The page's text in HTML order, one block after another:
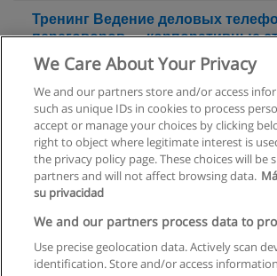
Тренинг Ведение деловых
переговоров — корпоративные
работы Call-центра
+ информация по E-mail
Правила пользования
Конфиденциальность
We Care About Your Privacy
We and our partners store and/or access
such as unique IDs in cookies to process
accept or manage your choices by clicking
right to object where legitimate interest is
the privacy policy page. These choices will be
partners and will not affect browsing data.
su privacidad
We and our partners process data to
Use precise geolocation data. Actively scan
identification. Store and/or access